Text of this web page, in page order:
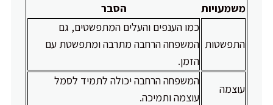
משמעויות הסבר
התפשטות
כמו הענפים והעלים המתפשטים, גם
המשפחה הרחבה מתרבה ומתפשטת עם
הזמן.
עוצמה
המשפחה הרחבה יכולה לתמיד לסמל
עוצמה ותמיכה.